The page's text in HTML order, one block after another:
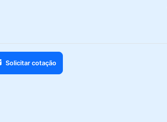
Solicitar cotação